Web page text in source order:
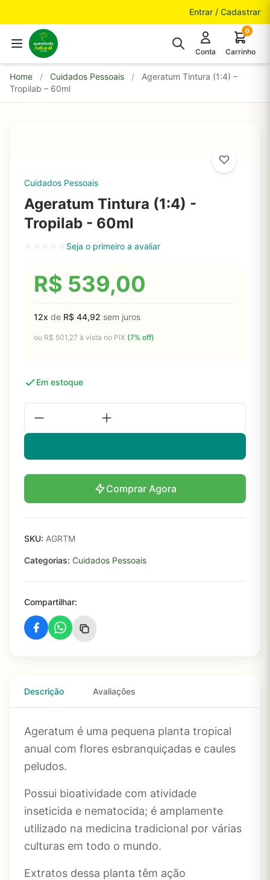
Entrar / Cadastrar
Conta
0
Carrinho
Home / Cuidados Pessoais /
Ageratum Tintura (1:4) –
Tropilab – 60ml
Cuidados Pessoais
Ageratum Tintura (1:4) -
Tropilab - 60ml
Seja o primeiro a avaliar
R$ 539,00
12x de R$ 44,92 sem juros
ou R$ 501,27 à vista no PIX (7% off)
Em estoque
Comprar Agora
SKU: AGRTM
Categorias: Cuidados Pessoais
Compartilhar:
Descrição Avaliações
Ageratum é uma pequena planta tropical
anual com flores esbranquiçadas e caules
peludos.
Possui bioatividade com atividade
inseticida e nematocida; é amplamente
utilizado na medicina tradicional por várias
culturas em todo o mundo.
Extratos dessa planta têm ação